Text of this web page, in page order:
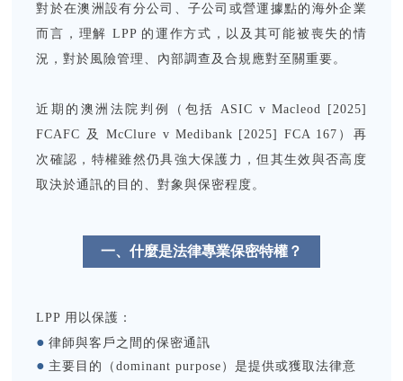
對於在澳洲設有分公司、子公司或營運據點的海外企業
而言，理解 LPP 的運作方式，以及其可能被喪失的情
況，對於風險管理、內部調查及合規應對至關重要。
近期的澳洲法院判例（包括 ASIC v Macleod [2025]
FCAFC 及 McClure v Medibank [2025] FCA 167）再
次確認，特權雖然仍具強大保護力，但其生效與否高度
取決於通訊的目的、對象與保密程度。
一、什麼是法律專業保密特權？
LPP 用以保護：
●律師與客戶之間的保密通訊
● 主要目的（dominant purpose）是提供或獲取法律意